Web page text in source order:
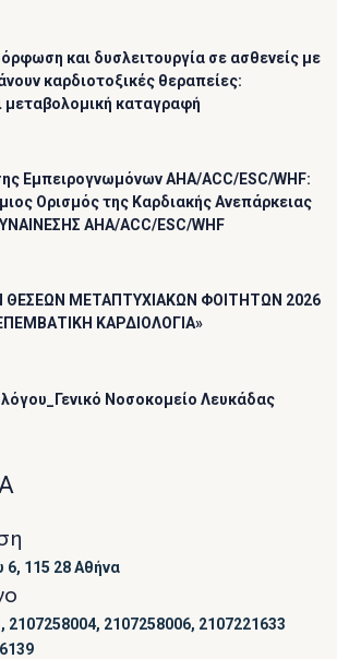
και δυσλειτουργία σε ασθενείς με
καρδιοτοξικές θεραπείες:
μεταβολομική καταγραφή
Εμπειρογνωμόνων AHA/ACC/ESC/WHF:
Ορισμός της Καρδιακής Ανεπάρκειας
AHA/ACC/ESC/WHF
ΜΕΤΑΠΤΥΧΙΑΚΩΝ ΦΟΙΤΗΤΩΝ 2026
ΚΑΡΔΙΟΛΟΓΙΑ»
Νοσοκομείο Λευκάδας
6, 115 28 Αθήνα
2107258004, 2107258006, 2107221633